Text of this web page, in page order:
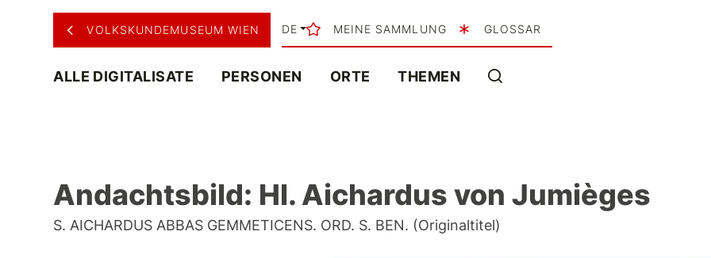
VOLKSKUNDEMUSEUM WIEN DE MEINE SAMMLUNG GLOSSAR
ALLE DIGITALISATE PERSONEN ORTE THEMEN
Andachtsbild: Hl. Aichardus von Jumièges
S. AICHARDUS ABBAS GEMMETICENS. ORD. S. BEN. (Originaltitel)